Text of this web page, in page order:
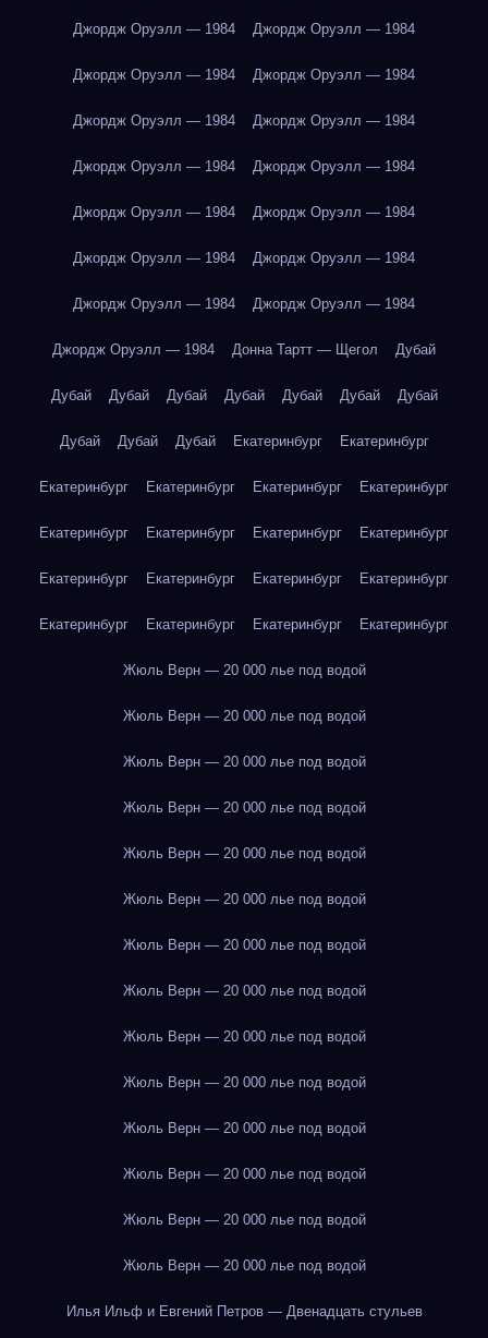
Джордж Оруэлл — 1984 Джордж Оруэлл — 1984
Джордж Оруэлл — 1984 Джордж Оруэлл — 1984
Джордж Оруэлл — 1984 Джордж Оруэлл — 1984
Джордж Оруэлл — 1984 Джордж Оруэлл — 1984
Джордж Оруэлл — 1984 Джордж Оруэлл — 1984
Джордж Оруэлл — 1984 Джордж Оруэлл — 1984
Джордж Оруэлл — 1984 Джордж Оруэлл — 1984
Джордж Оруэлл — 1984 Донна Тартт — Щегол Дубай
Дубай Дубай Дубай Дубай Дубай Дубай Дубай
Дубай Дубай Дубай Екатеринбург Екатеринбург
Екатеринбург Екатеринбург Екатеринбург Екатеринбург
Екатеринбург Екатеринбург Екатеринбург Екатеринбург
Екатеринбург Екатеринбург Екатеринбург Екатеринбург
Екатеринбург Екатеринбург Екатеринбург Екатеринбург
Жюль Верн — 20 000 лье под водой
Жюль Верн — 20 000 лье под водой
Жюль Верн — 20 000 лье под водой
Жюль Верн — 20 000 лье под водой
Жюль Верн — 20 000 лье под водой
Жюль Верн — 20 000 лье под водой
Жюль Верн — 20 000 лье под водой
Жюль Верн — 20 000 лье под водой
Жюль Верн — 20 000 лье под водой
Жюль Верн — 20 000 лье под водой
Жюль Верн — 20 000 лье под водой
Жюль Верн — 20 000 лье под водой
Жюль Верн — 20 000 лье под водой
Жюль Верн — 20 000 лье под водой
Илья Ильф и Евгений Петров — Двенадцать стульев